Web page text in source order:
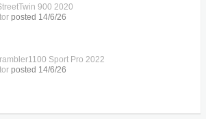
900 2020
posted 14/6/26
Sport Pro 2022
posted 14/6/26